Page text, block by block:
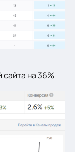
сайта на 36%